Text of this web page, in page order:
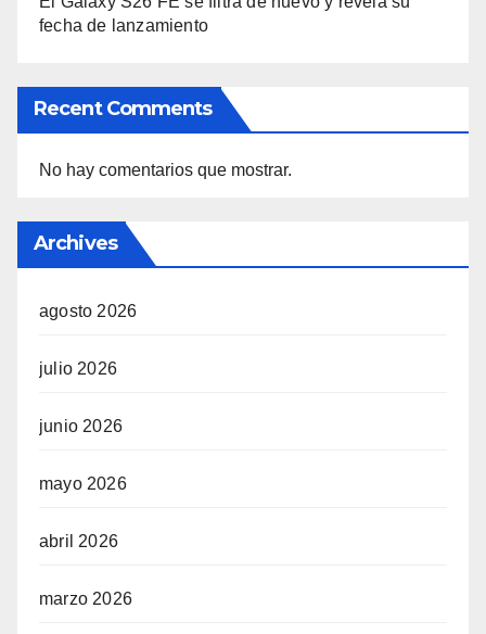
fecha de lanzamiento
Recent Comments
No hay comentarios que mostrar.
Archives
agosto 2026
julio 2026
junio 2026
mayo 2026
abril 2026
marzo 2026